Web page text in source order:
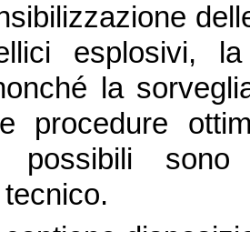
esplosivi,
la
procedure
possibili
tecnico.